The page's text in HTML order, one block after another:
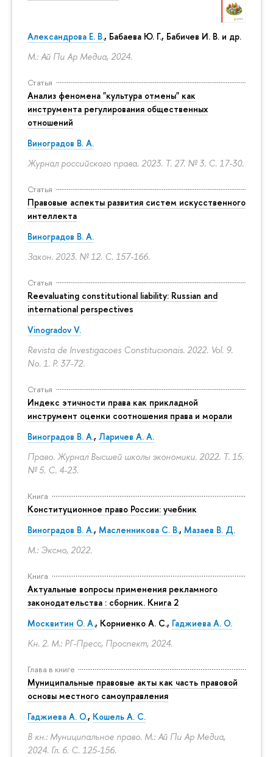
Александрова Е. В., Бабаева Ю. Г., Бабичев И. В. и др.
М.: Ай Пи Ар Медиа, 2024.
Статья
Анализ феномена "культура отмены" как
инструмента регулирования общественных
отношений
Виноградов В. А.
Журнал российского права. 2023. Т. 27. № 3. С. 17-30.
Статья
Правовые аспекты развития систем искусственного
интеллекта
Виноградов В. А.
Закон. 2023. № 12. С. 157-166.
Статья
Reevaluating constitutional liability: Russian and
international perspectives
Vinogradov V.
Revista de Investigacoes Constitucionais. 2022. Vol. 9.
No. 1. P. 37-72.
Статья
Индекс этичности права как прикладной
инструмент оценки соотношения права и морали
Виноградов В. А., Ларичев А. А.
Право. Журнал Высшей школы экономики. 2022. Т. 15.
№ 5. С. 4-23.
Книга
Конституционное право России: учебник
Виноградов В. А., Масленникова С. В., Мазаев В. Д.
М.: Эксмо, 2022.
Книга
Актуальные вопросы применения рекламного
законодательства : сборник. Книга 2
Москвитин О. А., Корниенко А. С., Гаджиева А. О.
Кн. 2. М.: РГ-Пресс, Проспект, 2024.
Глава в книге
Муниципальные правовые акты как часть правовой
основы местного самоуправления
Гаджиева А. О., Кошель А. С.
В кн.: Муниципальное право. М.: Ай Пи Ар Медиа,
2024. Гл. 6. С. 125-156.